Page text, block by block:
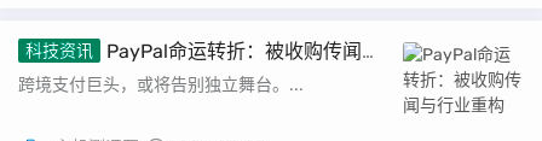
科技资讯
PayPal命运转折：被收购传闻与
行业重构
跨境支付巨头，或将告别独立舞台。...